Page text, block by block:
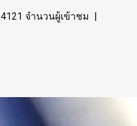
4121 จำนวนผู้เข้าชม |